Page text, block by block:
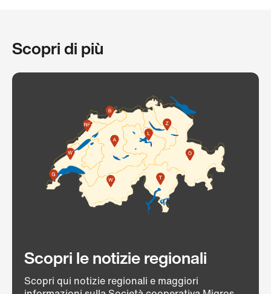
Scopri di più
Scopri le notizie regionali
Scopri qui notizie regionali e maggiori